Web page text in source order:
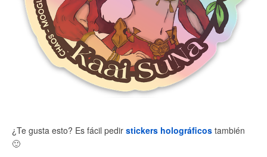
¿Te gusta esto? Es fácil pedir stickers holográficos también
🙂